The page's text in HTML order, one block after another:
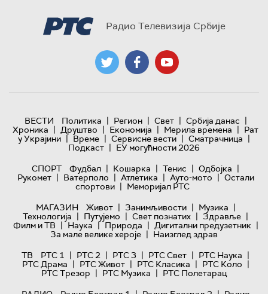
Радио Телевизија Србије
ВЕСТИ Политика | Регион | Свет | Србија данас |
Хроника | Друштво | Економија | Мерила времена | Рат
у Украјини | Време | Сервисне вести | Сматрачница |
Подкаст | ЕУ могућности 2026
СПОРТ
Фудбал | Кошарка | Тенис | Одбојка |
Рукомет | Ватерполо | Атлетика | Ауто-мото | Остали
спортови | Меморијал РТС
МАГАЗИН
Живот | Занимљивости | Музика |
Технологијa | Путујемо | Свет познатих | Здравље |
Филм и ТВ | Наука | Природа | Дигитални предузетник |
За мале велике хероје | Наизглед здрав
ТВ
РТС 1 | РТС 2 | РТС 3 | РТС Свет | РТС Наука |
РТС Драма | РТС Живот | РТС Класика | РТС Коло |
РТС Трезор | РТС Музика | РТС Полетарац